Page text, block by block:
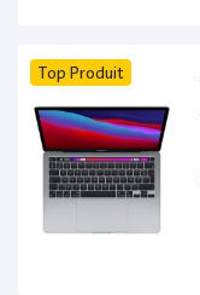
Top Produit